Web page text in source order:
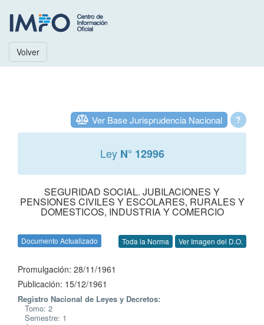
Volver
?
Ver Base Jurisprudencia Nacional
Ley N° 12996
SEGURIDAD SOCIAL. JUBILACIONES Y
PENSIONES CIVILES Y ESCOLARES, RURALES Y
DOMESTICOS, INDUSTRIA Y COMERCIO
Documento Actualizado Toda la Norma Ver Imagen del D.O.
Promulgación: 28/11/1961
Publicación: 15/12/1961
Registro Nacional de Leyes y Decretos:
Tomo: 2
Semestre: 1